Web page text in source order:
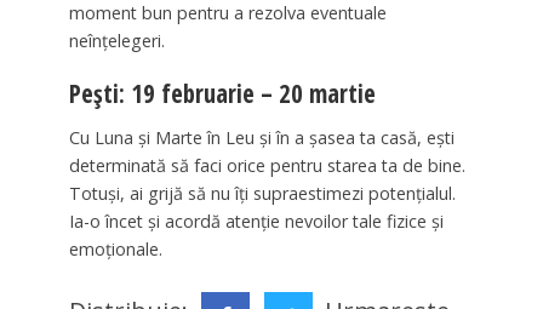
moment bun pentru a rezolva eventuale
neînțelegeri.
Pești: 19 februarie – 20 martie
Cu Luna și Marte în Leu și în a șasea ta casă, ești
determinată să faci orice pentru starea ta de bine.
Totuși, ai grijă să nu îți supraestimezi potențialul.
Ia-o încet și acordă atenție nevoilor tale fizice și
emoționale. ​